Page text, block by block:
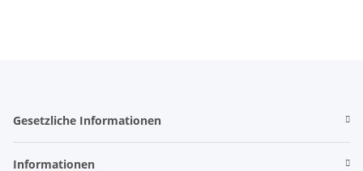
Gesetzliche Informationen
Informationen